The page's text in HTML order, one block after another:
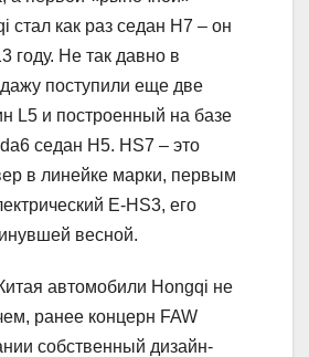
стал как раз седан H7 – он
году. Не так давно в
поступили еще две
L5 и построенный на базе
седан H5. HS7 – это
в линейке марки, первым
E-HS3, его
весной.
автомобили Hongqi не
ранее концерн FAW
собственный дизайн-